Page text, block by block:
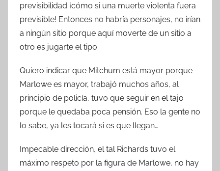
previsibilidad ¡cómo si una muerte violenta fuera
previsible! Entonces no habría personajes, no irían
a ningún sitio porque aquí moverte de un sitio a
otro es jugarte el tipo.
Quiero indicar que Mitchum está mayor porque
Marlowe es mayor, trabajó muchos años, al
principio de policía, tuvo que seguir en el tajo
porque le quedaba poca pensión. Eso la gente no
lo sabe, ya les tocará si es que llegan…
Impecable dirección, el tal Richards tuvo el
máximo respeto por la figura de Marlowe, no hay